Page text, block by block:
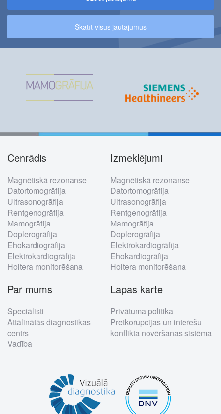
Skatīt visus jautājumus
Footer
menu
Cenrādis
Magnētiskā rezonanse
Datortomogrāfija
Ultrasonogrāfija
Rentgenogrāfija
Mamogrāfija
Doplerogrāfija
Ehokardiogrāfija
Elektrokardiogrāfija
Holtera monitorēšana
Izmeklējumi
Magnētiskā rezonanse
Datortomogrāfija
Ultrasonogrāfija
Rentgenogrāfija
Mamogrāfija
Doplerogrāfija
Elektrokardiogrāfija
Ehokardiogrāfija
Holtera monitorēšana
Par mums
Speciālisti
Attālinātās diagnostikas
centrs
Vadība
Lapas karte
Privātuma politika
Pretkorupcijas un interešu
konflikta novēršanas sistēma